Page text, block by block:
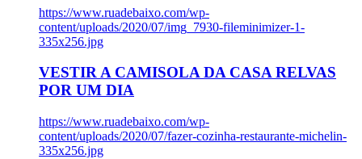
https://www.ruadebaixo.com/wp-
content/uploads/2020/07/img_7930-fileminimizer-1-
335x256.jpg
VESTIR A CAMISOLA DA CASA RELVAS
POR UM DIA
https://www.ruadebaixo.com/wp-
content/uploads/2020/07/fazer-cozinha-restaurante-michelin-
335x256.jpg